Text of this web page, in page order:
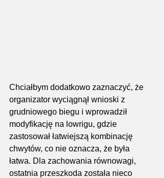
Chciałbym dodatkowo zaznaczyć, że
organizator wyciągnął wnioski z
grudniowego biegu i wprowadził
modyfikację na lowrigu, gdzie
zastosował łatwiejszą kombinację
chwytów, co nie oznacza, że była
łatwa. Dla zachowania równowagi,
ostatnia przeszkoda została nieco